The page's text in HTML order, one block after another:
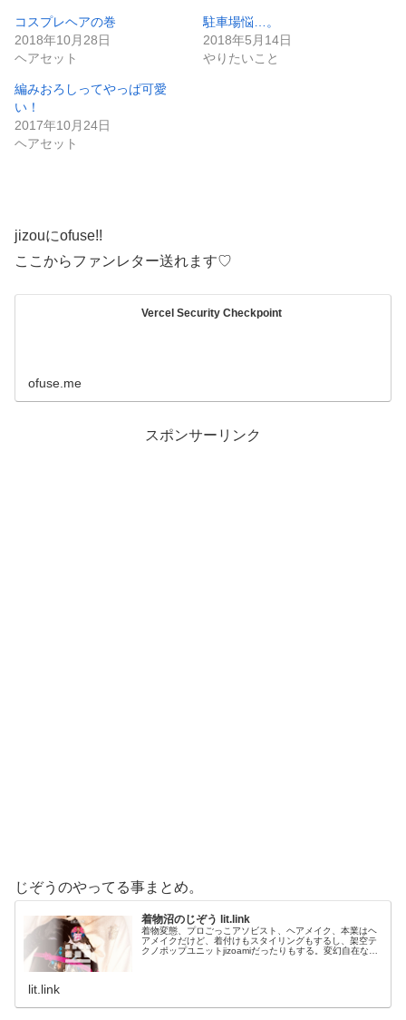
み
中…
コスプレヘアの巻
2018年10月28日
ヘアセット
駐車場悩…。
2018年5月14日
やりたいこと
編みおろしってやっぱ可愛
い！
2017年10月24日
ヘアセット
jizouにofuse!!
ここからファンレター送れます♡
Vercel Security Checkpoint
ofuse.me
スポンサーリンク
じぞうのやってる事まとめ。
着物沼のじぞう lit.link
着物変態、プロごっこアソビスト、ヘアメイク、本業はヘ
アメイクだけど、着付けもスタイリングもするし、架空テ
クノポップユニットjizoamiだったりもする。変幻自在なた
lit.link